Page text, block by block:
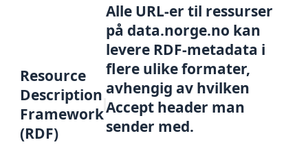
Resource
Description
Framework
(RDF)
Alle URL-er til ressurser
på data.norge.no kan
levere RDF-metadata i
flere ulike formater,
avhengig av hvilken
Accept header man
sender med.